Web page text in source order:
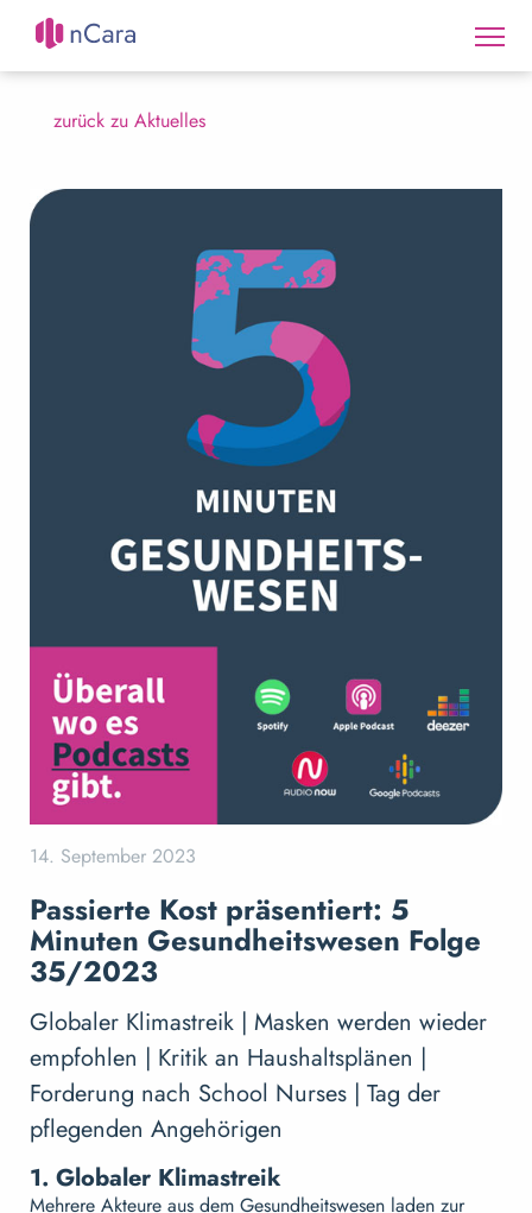
zurück zu Aktuelles
14. September 2023
Passierte Kost präsentiert: 5
Minuten Gesundheitswesen Folge
35/2023
Globaler Klimastreik | Masken werden wieder
empfohlen | Kritik an Haushaltsplänen |
Forderung nach School Nurses | Tag der
pflegenden Angehörigen
1. Globaler Klimastreik
Mehrere Akteure aus dem Gesundheitswesen laden zur